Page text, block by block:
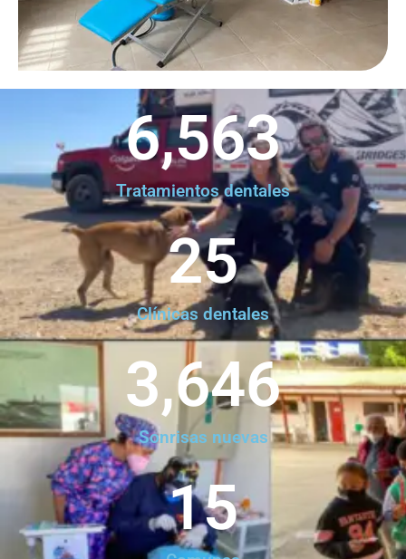
Tratamientos dentales
6,563
Clínicas dentales
25
Sonrisas nuevas
3,646
15